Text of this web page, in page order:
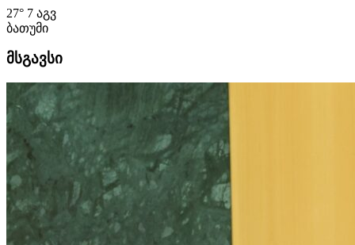
27° 7 აგვ
ბათუმი
მსგავსი